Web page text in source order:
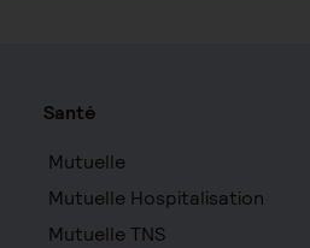
Santé
Mutuelle
Mutuelle Hospitalisation
Mutuelle TNS